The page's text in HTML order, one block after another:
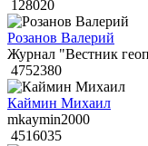
128020
Розанов Валерий
Журнал "Вестник
4752380
Каймин Михаил
mkaymin2000
4516035